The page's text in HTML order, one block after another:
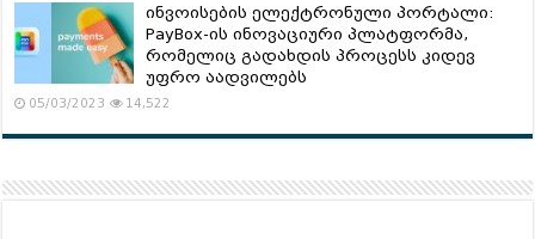
ინვოისების ელექტრონული პორტალი:
PayBox-ის ინოვაციური პლატფორმა,
რომელიც გადახდის პროცესს კიდევ
უფრო აადვილებს
05/03/2023 14,522